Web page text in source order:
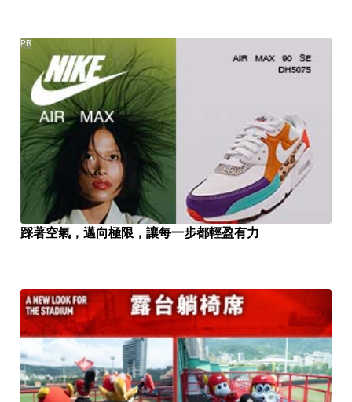
踩著空氣，邁向極限，讓每一步都輕盈有力
PR